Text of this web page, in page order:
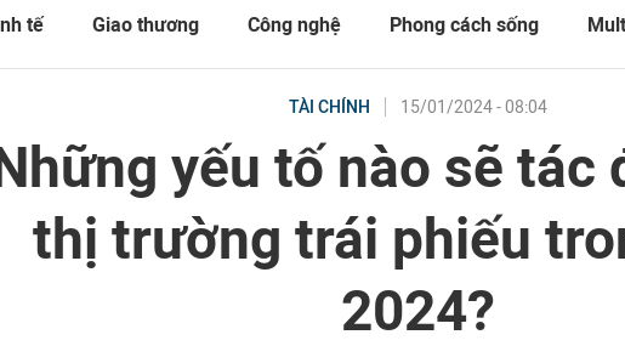
tế Giao thương Công nghệ Phong cách sống
TÀI CHÍNH 15/01/2024 - 08:04
yếu tố nào sẽ tác
thị trường trái phiếu
2024?